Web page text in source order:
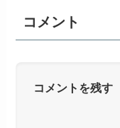
コメント
コメントを残す